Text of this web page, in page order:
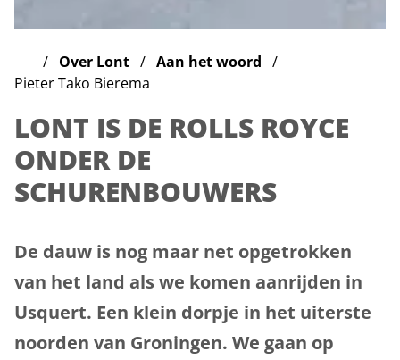
Over Lont
Aan het woord
Pieter Tako Bierema
LONT IS DE ROLLS ROYCE
ONDER DE
SCHURENBOUWERS
De dauw is nog maar net opgetrokken
van het land als we komen aanrijden in
Usquert. Een klein dorpje in het uiterste
noorden van Groningen. We gaan op